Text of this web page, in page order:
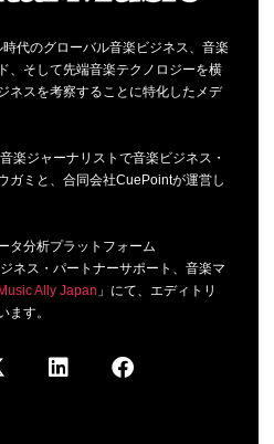
代のグローバル音楽ビジネス、音楽
、そして先端音楽テクノロジーを横
ネスを考察することに特化したメデ
楽ジャーナリストで音楽ビジネス・
ガミと、合同会社CuePointが運営し
タ分析プラットフォーム
ネス・パートナーサポート、音楽マ
Music Ally Japan 」にて、エディトリ
ます。